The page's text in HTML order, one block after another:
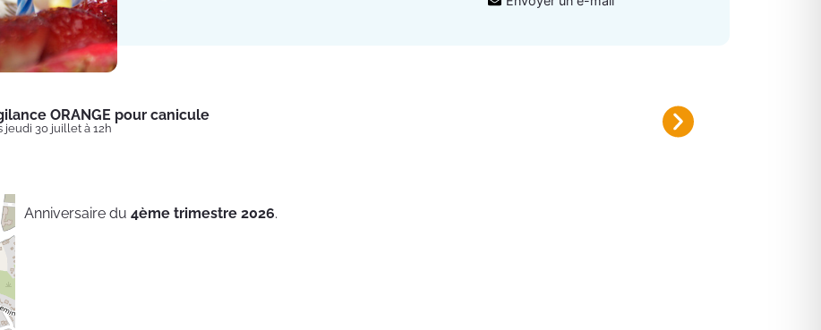
ORANGE pour canicule
jeudi 30 juillet à 12h
Plan canicule 2026
Inscrivez-vous sur le registre
Anniversaire du 4ème trimestre 2026.